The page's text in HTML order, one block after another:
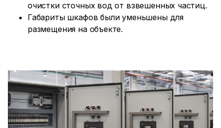
очистки сточных вод от взвешенных частиц.
Габариты шкафов были уменьшены для
размещения на объекте.